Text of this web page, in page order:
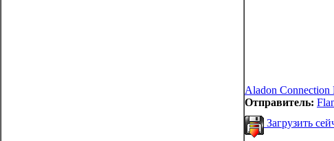
Aladon
Отправитель:
Загрузить